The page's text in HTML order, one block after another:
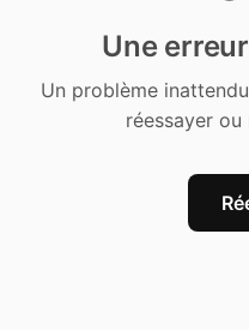
Une
Un problème
réessayer